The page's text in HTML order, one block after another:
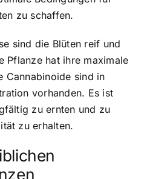
zu schaffen.
sind die Blüten reif und
Pflanze hat ihre maximale
Cannabinoide sind in
vorhanden. Es ist
zu ernten und zu
zu erhalten.